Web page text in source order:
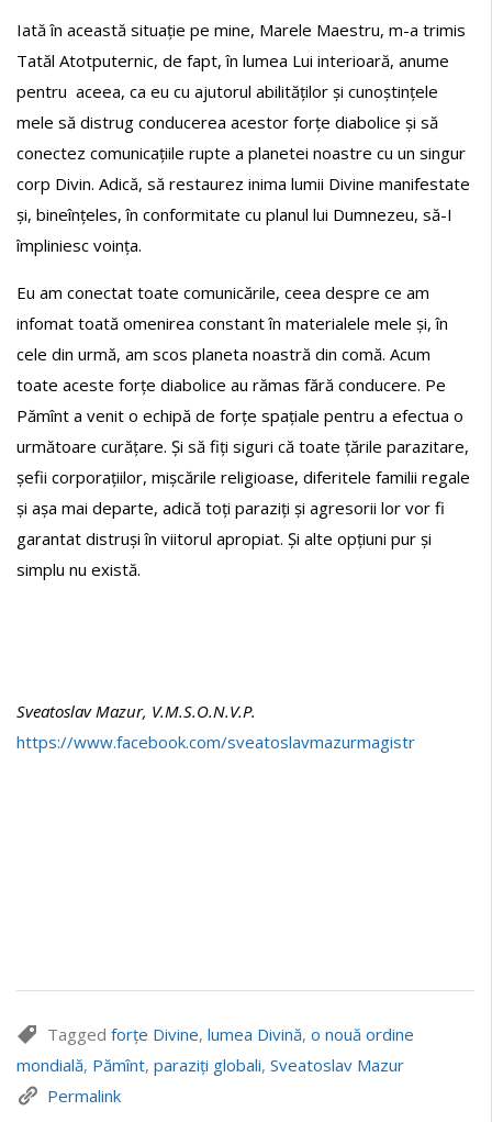
Iată în această situație pe mine, Marele Maestru, m-a trimis
Tatăl Atotputernic, de fapt, în lumea Lui interioară, anume
pentru aceea, ca eu cu ajutorul abilităților și cunoștințele
mele să distrug conducerea acestor forțe diabolice și să
conectez comunicațiile rupte a planetei noastre cu un singur
corp Divin. Adică, să restaurez inima lumii Divine manifestate
și, bineînțeles, în conformitate cu planul lui Dumnezeu, să-I
împliniesc voința.
Eu am conectat toate comunicările, ceea despre ce am
infomat toată omenirea constant în materialele mele și, în
cele din urmă, am scos planeta noastră din comă. Acum
toate aceste forțe diabolice au rămas fără conducere. Pe
Pămînt a venit o echipă de forțe spațiale pentru a efectua o
următoare curățare. Și să fiți siguri că toate țările parazitare,
șefii corporațiilor, mișcările religioase, diferitele familii regale
și așa mai departe, adică toți paraziți și agresorii lor vor fi
garantat distruși în viitorul apropiat. Și alte opțiuni pur și
simplu nu există.
Sveatoslav Mazur, V.M.S.O.N.V.P.
https://www.facebook.com/sveatoslavmazurmagistr
Tagged forțe Divine, lumea Divină, o nouă ordine
mondială, Pămînt, paraziți globali, Sveatoslav Mazur
Permalink